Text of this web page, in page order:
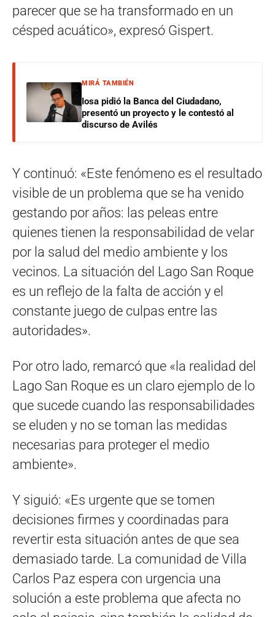
parecer que se ha transformado en un
césped acuático», expresó Gispert.
MIRÁ TAMBIÉN
Iosa pidió la Banca del Ciudadano,
presentó un proyecto y le contestó al
discurso de Avilés
Y continuó: «Este fenómeno es el resultado
visible de un problema que se ha venido
gestando por años: las peleas entre
quienes tienen la responsabilidad de velar
por la salud del medio ambiente y los
vecinos. La situación del Lago San Roque
es un reflejo de la falta de acción y el
constante juego de culpas entre las
autoridades».
Por otro lado, remarcó que «la realidad del
Lago San Roque es un claro ejemplo de lo
que sucede cuando las responsabilidades
se eluden y no se toman las medidas
necesarias para proteger el medio
ambiente».
Y siguió: «Es urgente que se tomen
decisiones firmes y coordinadas para
revertir esta situación antes de que sea
demasiado tarde. La comunidad de Villa
Carlos Paz espera con urgencia una
solución a este problema que afecta no